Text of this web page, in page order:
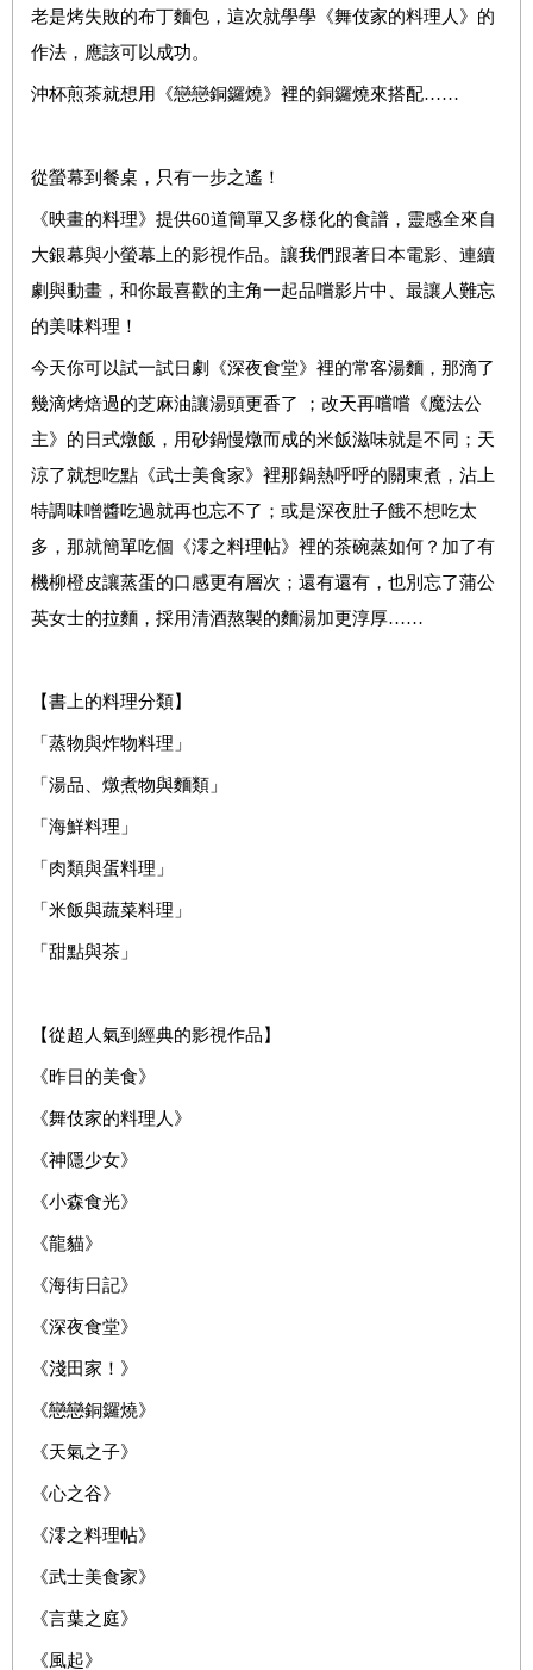
老是烤失敗的布丁麵包，這次就學學《舞伎家的料理人》的
作法，應該可以成功。
沖杯煎茶就想用《戀戀銅鑼燒》裡的銅鑼燒來搭配……
從螢幕到餐桌，只有一步之遙！
《映畫的料理》提供60道簡單又多樣化的食譜，靈感全來自
大銀幕與小螢幕上的影視作品。讓我們跟著日本電影、連續
劇與動畫，和你最喜歡的主角一起品嚐影片中、最讓人難忘
的美味料理！
今天你可以試一試日劇《深夜食堂》裡的常客湯麵，那滴了
幾滴烤焙過的芝麻油讓湯頭更香了 ；改天再嚐嚐《魔法公
主》的日式燉飯，用砂鍋慢燉而成的米飯滋味就是不同；天
涼了就想吃點《武士美食家》裡那鍋熱呼呼的關東煮，沾上
特調味噌醬吃過就再也忘不了；或是深夜肚子餓不想吃太
多，那就簡單吃個《澪之料理帖》裡的茶碗蒸如何？加了有
機柳橙皮讓蒸蛋的口感更有層次；還有還有，也別忘了蒲公
英女士的拉麵，採用清酒熬製的麵湯加更淳厚……
【書上的料理分類】
「蒸物與炸物料理」
「湯品、燉煮物與麵類」
「海鮮料理」
「肉類與蛋料理」
「米飯與蔬菜料理」
「甜點與茶」
【從超人氣到經典的影視作品】
《昨日的美食》
《舞伎家的料理人》
《神隱少女》
《小森食光》
《龍貓》
《海街日記》
《深夜食堂》
《淺田家！》
《戀戀銅鑼燒》
《天氣之子》
《心之谷》
《澪之料理帖》
《武士美食家》
《言葉之庭》
《風起》